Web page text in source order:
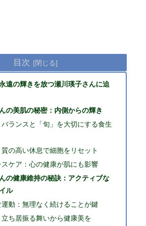
目次
遠の輝きを放つ瀬川瑛子さんに迫
の美肌の秘密：内側からの輝き
ランスと「旬」を大切にする食生
の高い休息で細胞をリセット
ケア：心の健康が肌にも影響
の健康維持の秘訣：アクティブな
ル
動：無理なく続けることが鍵
ち居振る舞いから健康美を